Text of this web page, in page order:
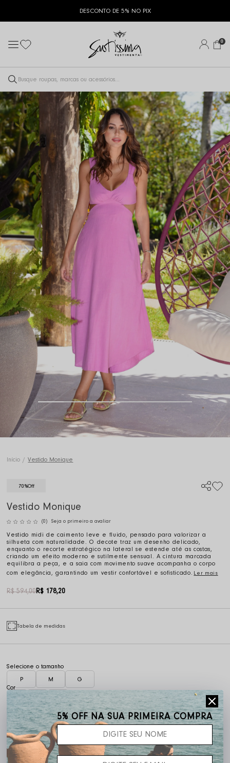
DESCONTO DE 5% NO PIX
0
Início Vestido Monique
70%Off
Vestido Monique
(0) Seja o primeiro a avaliar
Vestido midi de caimento leve e fluido, pensado para valorizar a
silhueta com naturalidade. O decote traz um desenho delicado,
enquanto o recorte estratégico na lateral se estende até as costas,
criando um efeito moderno e sutilmente sensual. A cintura marcada
equilibra a peça, e a saia com movimento suave acompanha o corpo
com elegância, garantindo um vestir confortável e sofisticado. Ler mais
R$ 594,00R$ 178,20
Tabela de medidas
P M G
Frete grátis acima de R$ 400,00
5% OFF NA SUA PRIMEIRA COMPRA